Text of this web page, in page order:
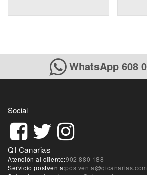
WhatsApp 608
Social
QI Canarias
Atención al cliente:902 880 188
Servicio postventa:postventa@qicanarias.com